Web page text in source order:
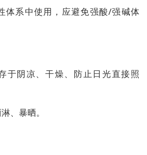
体系中使用，应避免强酸/强碱体
于阴凉、干燥、防止日光直接照
、暴晒。